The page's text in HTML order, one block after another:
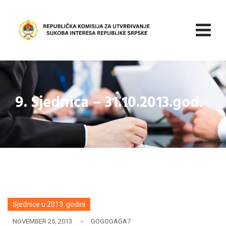
content
9. Sjednica – 31.10.2013.god.
Sjednice u 2013. godini
NOVEMBER 25, 2013 GOGOGAGA7